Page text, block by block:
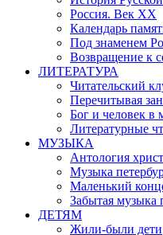
Россия. Век ХХ
Календарь
Под знаменем
Возвращение к
ЛИТЕРАТУРА
Читательский
Перечитывая
Бог и человек в
Литературные
МУЗЫКА
Антология
Музыка
Маленький
Забытая музыка
ДЕТЯМ
Жили-были дети